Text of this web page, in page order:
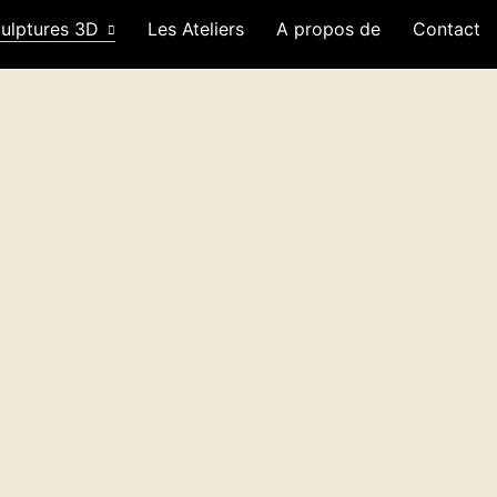
3D Les Ateliers A propos de Contact